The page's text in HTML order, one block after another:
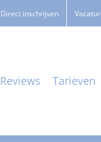
Direct inschrijven
Reviews Tarieven